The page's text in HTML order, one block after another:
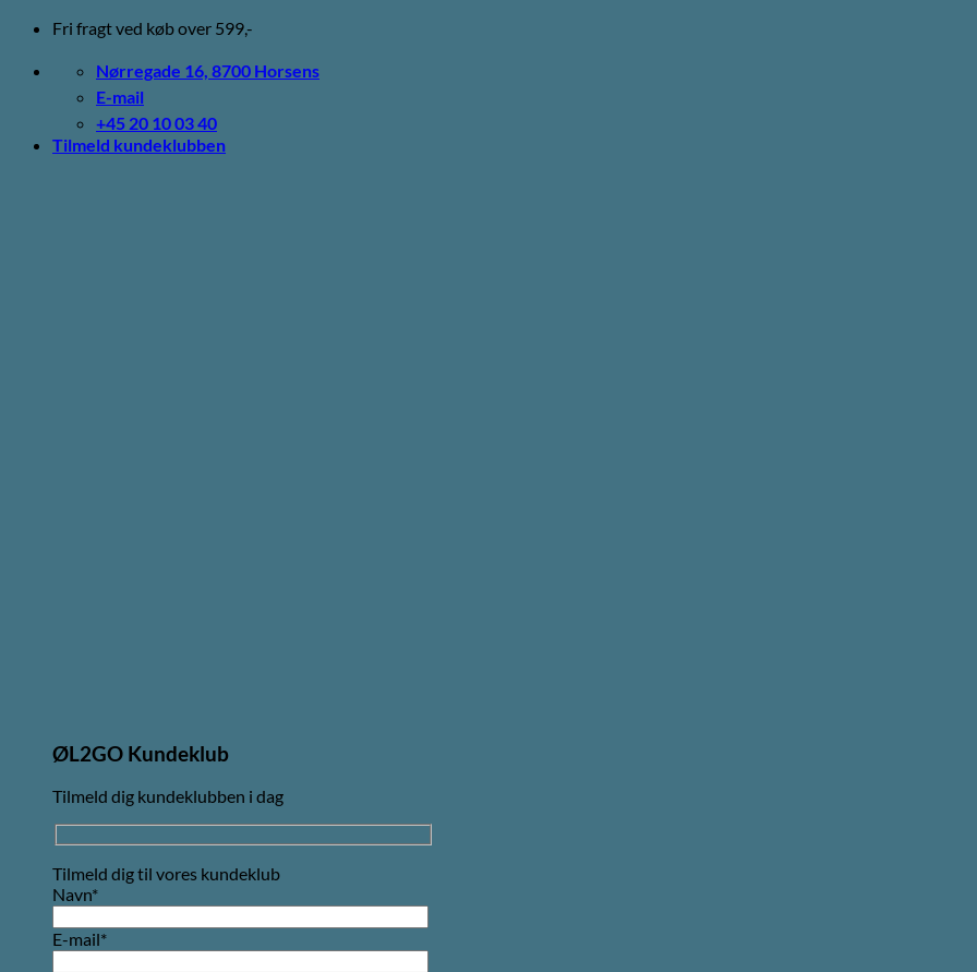
Fortsæt
indhold
Fri fragt ved køb over 599,-
Nørregade 16, 8700 Horsens
E-mail
+45 20 10 03 40
Tilmeld kundeklubben
ØL2GO Kundeklub
Tilmeld dig kundeklubben i dag
Tilmeld dig til vores kundeklub
Navn*
E-mail*